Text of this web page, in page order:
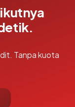
Tanpa kuota